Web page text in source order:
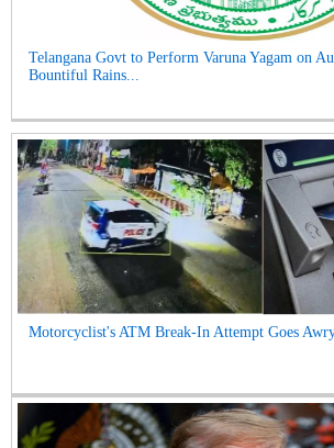
Telangana Govt to Perform Varuna Yagam on
Bountiful Rains...
Motorcyclist's ATM Break-In Attempt Goes